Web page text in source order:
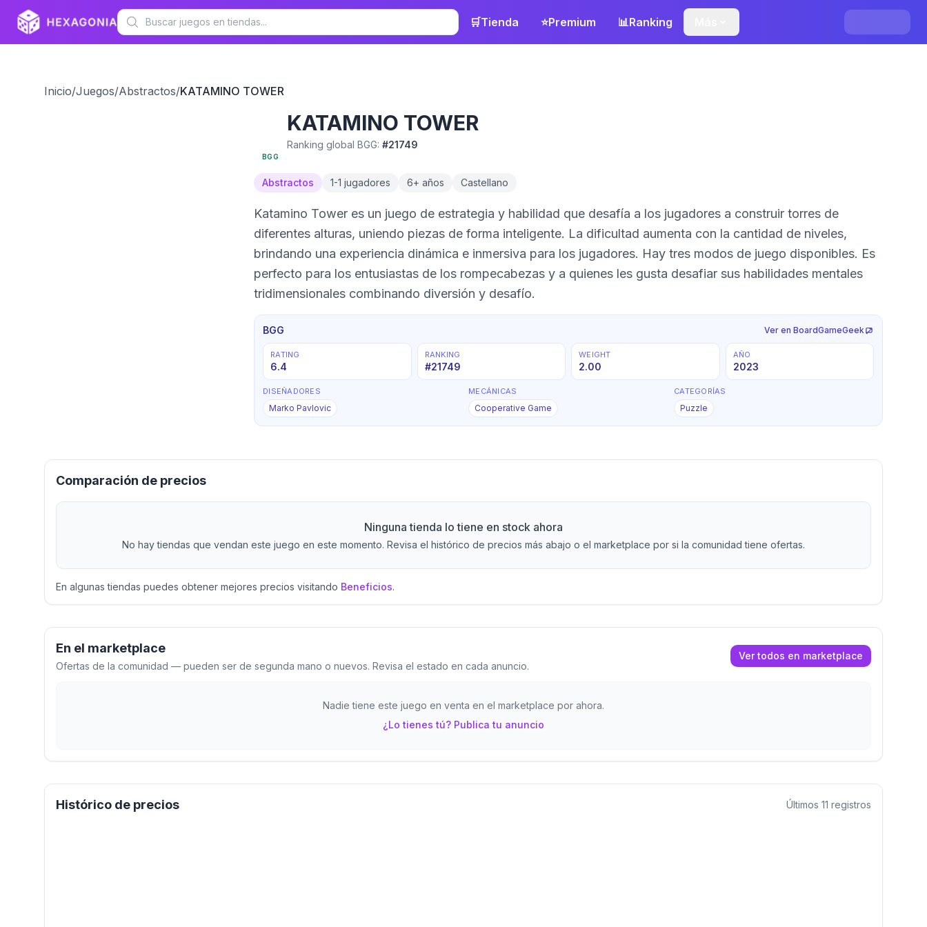
🛒Tienda ⭐Premium 📊Ranking
Inicio/Juegos/Abstractos/KATAMINO TOWER
BGG
KATAMINO TOWER
Ranking global BGG: #21749
Abstractos 1-1 jugadores 6+ años Castellano
Katamino Tower es un juego de estrategia y habilidad que desafía a los jugadores a construir torres de
diferentes alturas, uniendo piezas de forma inteligente. La dificultad aumenta con la cantidad de niveles,
brindando una experiencia dinámica e inmersiva para los jugadores. Hay tres modos de juego disponibles. Es
perfecto para los entusiastas de los rompecabezas y a quienes les gusta desafiar sus habilidades mentales
tridimensionales combinando diversión y desafío.
BGG Ver en BoardGameGeek
RATING
6.4
RANKING
#21749
WEIGHT
2.00
AÑO
2023
DISEÑADORES
Marko Pavlovic
MECÁNICAS
Cooperative Game
CATEGORÍAS
Puzzle
Comparación de precios
Ninguna tienda lo tiene en stock ahora
No hay tiendas que vendan este juego en este momento. Revisa el histórico de precios más abajo o el marketplace por si la comunidad tiene ofertas.
En algunas tiendas puedes obtener mejores precios visitando Beneficios.
En el marketplace
Ofertas de la comunidad — pueden ser de segunda mano o nuevos. Revisa el estado en cada anuncio.
Ver todos en marketplace
Nadie tiene este juego en venta en el marketplace por ahora.
¿Lo tienes tú? Publica tu anuncio
Histórico de precios Últimos 11 registros